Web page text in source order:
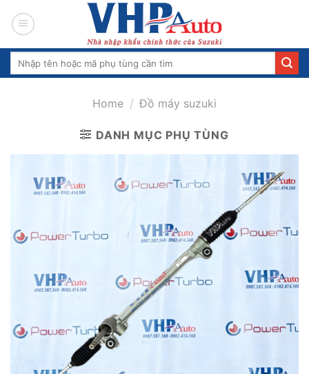
Search
Home / Đồ máy suzuki
DANH MỤC PHỤ TÙNG